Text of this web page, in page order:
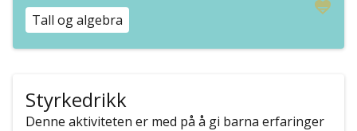
Tall og algebra
Styrkedrikk
Denne aktiviteten er med på å gi barna erfaringer